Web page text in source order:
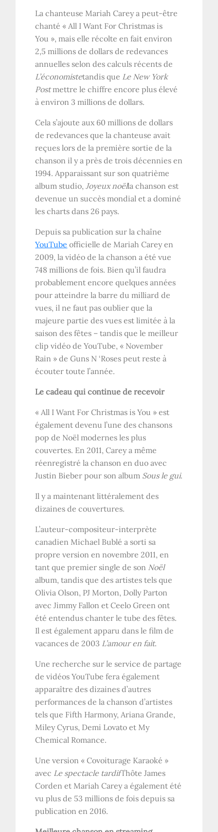
La chanteuse Mariah Carey a peut-être
chanté « All I Want For Christmas is
You », mais elle récolte en fait environ
2,5 millions de dollars de redevances
annuelles selon des calculs récents de
L’économistetandis que Le New York
Postmettre le chiffre encore plus élevé
à environ 3 millions de dollars.
Cela s’ajoute aux 60 millions de dollars
de redevances que la chanteuse avait
reçues lors de la première sortie de la
chanson il y a près de trois décennies en
1994. Apparaissant sur son quatrième
album studio,Joyeux noëlla chanson est
devenue un succès mondial et a dominé
les charts dans 26 pays.
Depuis sa publication sur la chaîne
YouTube officielle de Mariah Carey en
2009, la vidéo de la chanson a été vue
748 millions de fois. Bien qu’il faudra
probablement encore quelques années
pour atteindre la barre du milliard de
vues, il ne faut pas oublier que la
majeure partie des vues est limitée à la
saison des fêtes – tandis que le meilleur
clip vidéo de YouTube, « November
Rain » de Guns N ‘Roses peut reste à
écouter toute l’année.
Le cadeau qui continue de recevoir
« All I Want For Christmas is You » est
également devenu l’une des chansons
pop de Noël modernes les plus
couvertes. En 2011, Carey a même
réenregistré la chanson en duo avec
Justin Bieber pour son album Sous le gui.
Il y a maintenant littéralement des
dizaines de couvertures.
L’auteur-compositeur-interprète
canadien Michael Bublé a sorti sa
propre version en novembre 2011, en
tant que premier single de son Noël
album, tandis que des artistes tels que
Olivia Olson, PJ Morton, Dolly Parton
avec Jimmy Fallon et Ceelo Green ont
été entendus chanter le tube des fêtes.
Il est également apparu dans le film de
vacances de 2003 L’amour en fait.
Une recherche sur le service de partage
de vidéos YouTube fera également
apparaître des dizaines d’autres
performances de la chanson d’artistes
tels que Fifth Harmony, Ariana Grande,
Miley Cyrus, Demi Lovato et My
Chemical Romance.
Une version « Covoiturage Karaoké »
avec Le spectacle tardifl’hôte James
Corden et Mariah Carey a également été
vu plus de 53 millions de fois depuis sa
publication en 2016.